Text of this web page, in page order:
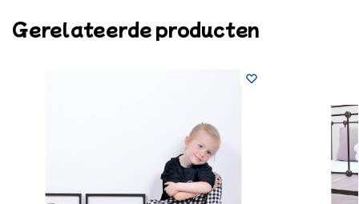
Gerelateerde producten